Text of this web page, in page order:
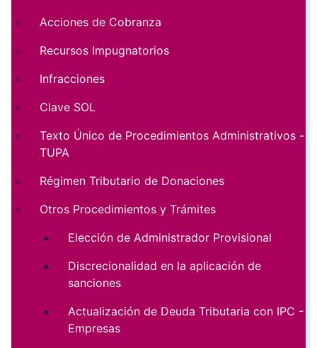
Acciones de Cobranza
Recursos Impugnatorios
Infracciones
Clave SOL
Texto Único de Procedimientos Administrativos -
TUPA
Régimen Tributario de Donaciones
Otros Procedimientos y Trámites
Elección de Administrador Provisional
Discrecionalidad en la aplicación de
sanciones
Actualización de Deuda Tributaria con IPC -
Empresas